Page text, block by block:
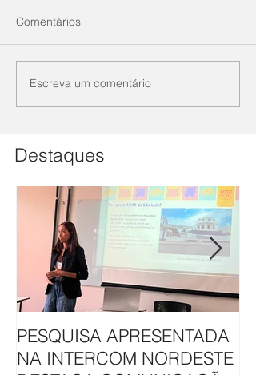
Comentários
Escreva um comentário
Destaques
PESQUISA APRESENTADA
NA INTERCOM NORDESTE